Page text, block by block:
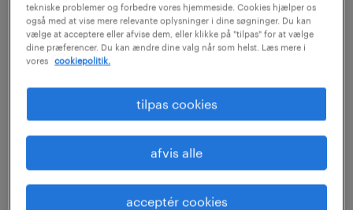
danske arbejdspladser. De metoder og
processer, som vi anvender til at løse
forskellige opgaver på de danske
For mange arbejdsopgaver gælder det, at
siden, allerede er væsentligt ændret
sammenlignet med i dag. Det går rigtig
stærkt i disse år, og det fordrer naturligvis, at
tekniske problemer og forbedre vores hjemmeside. Cookies hjælper os
også med at vise mere relevante oplysninger i dine søgninger. Du kan
vælge at acceptere eller afvise dem, eller klikke på "tilpas" for at vælge
dine præferencer. Du kan ændre dine valg når som helst. Læs mere i
vores
cookiepolitik.
tilpas cookies
afvis alle
acceptér cookies